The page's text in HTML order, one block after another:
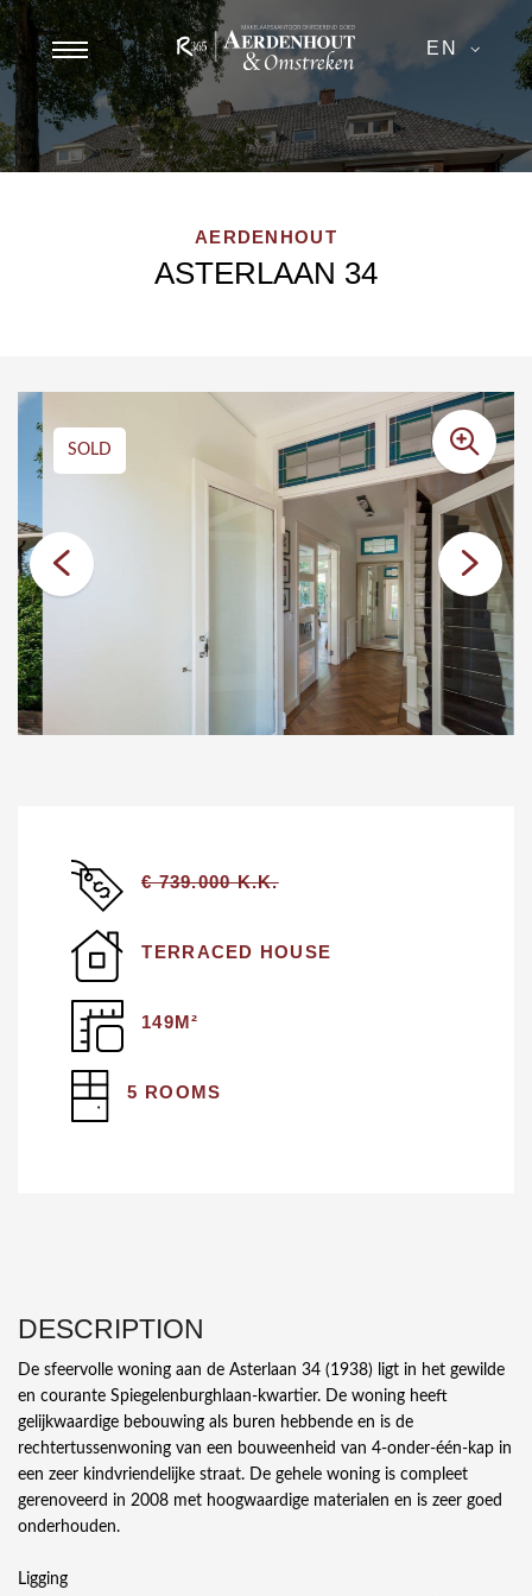
EN
AERDENHOUT
ASTERLAAN 34
SOLD
€ 739.000 K.K.
TERRACED HOUSE
149M²
5 ROOMS
DESCRIPTION
De sfeervolle woning aan de Asterlaan 34 (1938) ligt in het gewilde
en courante Spiegelenburghlaan-kwartier. De woning heeft
gelijkwaardige bebouwing als buren hebbende en is de
rechtertussenwoning van een bouweenheid van 4-onder-één-kap in
een zeer kindvriendelijke straat. De gehele woning is compleet
gerenoveerd in 2008 met hoogwaardige materialen en is zeer goed
onderhouden.
Ligging